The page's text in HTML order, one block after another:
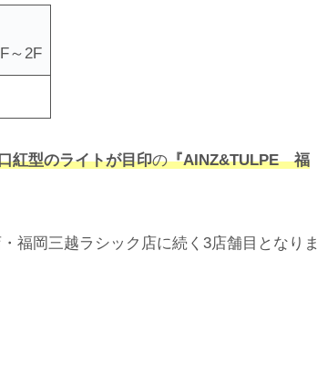
～2F
紅型のライトが目印の『AINZ&TULPE 福
福岡三越ラシック店に続く3店舗目となりま